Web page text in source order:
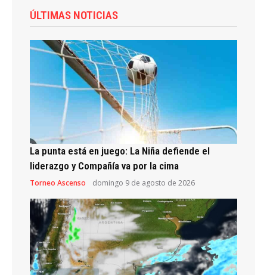
ÚLTIMAS NOTICIAS
La punta está en juego: La Niña defiende el
liderazgo y Compañía va por la cima
Torneo Ascenso domingo 9 de agosto de 2026